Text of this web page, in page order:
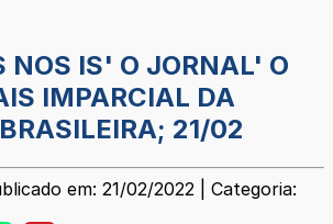
NOS IS' O JORNAL' O
IMPARCIAL DA
21/02
em: 21/02/2022 | Categoria: